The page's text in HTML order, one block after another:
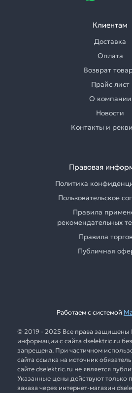
Клиентам
Доставка
Оплата
Возврат
Прайс лист
О компании
Новости
Контакты и
Правовая
Политика
Пользовательское
Правила
рекомендательных
Правила
Публичная
Работаем с системой
© 2019 - 2025 Все права защищены
информации с сайта dselektric.ru
запрещена. При частичном
сайта ссылка на источник
сайте dselektric.ru не является
Указанные цены действуют только
заказа через интернет-магазин